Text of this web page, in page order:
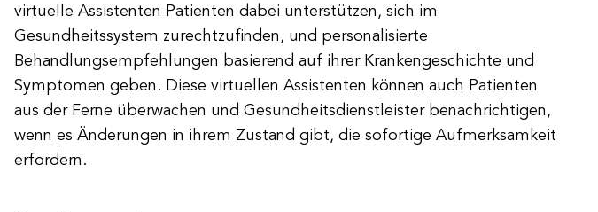
virtuelle Assistenten Patienten dabei unterstützen, sich im
Gesundheitssystem zurechtzufinden, und personalisierte
Behandlungsempfehlungen basierend auf ihrer Krankengeschichte und
Symptomen geben. Diese virtuellen Assistenten können auch Patienten
aus der Ferne überwachen und Gesundheitsdienstleister benachrichtigen,
wenn es Änderungen in ihrem Zustand gibt, die sofortige Aufmerksamkeit
erfordern.